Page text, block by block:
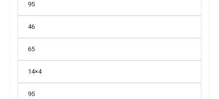
95
46
65
14×4
95